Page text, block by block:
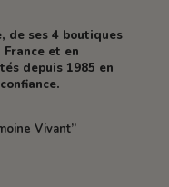
de ses 4 boutiques
et en
depuis 1985 en
Vivant”